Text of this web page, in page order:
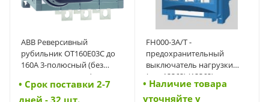
АВВ Реверсивный
рубильник OT160E03C до
160А 3-полюсный (без
ручки управления)
(1SCA022767R0030)
(1SCA022767R0030)
• Cрок поставки 2-7
FH000-3A/T -
предохранительный
выключатель нагрузки
(арт.12362) (12362)
• Наличие товара
уточняйте у